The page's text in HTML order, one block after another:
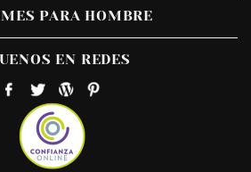
PARA HOMBRE
EN REDES